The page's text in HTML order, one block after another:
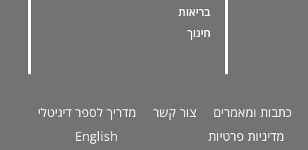
בריאות
חינוך
כתבות ומאמרים צור קשר
מדריך לספר דיגיטלי
מדיניות פרטיות English